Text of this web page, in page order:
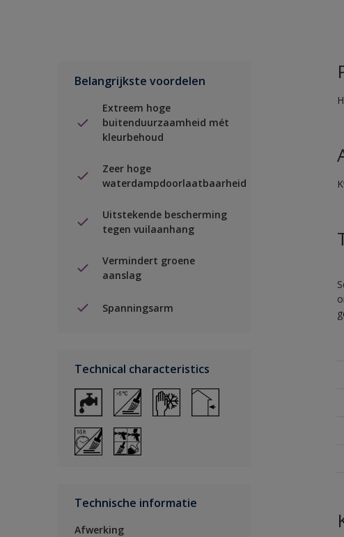
Belangrijkste voordelen
Extreem hoge
buitenduurzaamheid mét
kleurbehoud
Zeer hoge
waterdampdoorlaatbaarheid
Uitstekende bescherming
tegen vuilaanhang
Vermindert groene
aanslag
Spanningsarm
Technical characteristics
Technische informatie
Afwerking